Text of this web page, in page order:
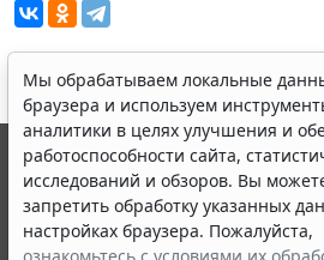
Мы обрабатываем локальные
браузера и используем
аналитики в целях улучшения и
работоспособности сайта,
исследований и обзоров. Вы
запретить обработку указанных
настройках браузера. Пожалуйста,
© ООО "НПП "ГАРАНТ-СЕРВИС", 2026.
выпускается с 1990 года.
являются участниками Российской
информации ГАРАНТ.